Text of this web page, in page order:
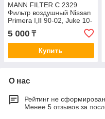
MANN FILTER C 2329
Фильтр воздушный Nissan
Primera I,II 90-02, Juke 10-
5 000 ₸
Купить
О нас
Рейтинг не сформирован
Менее 5 отзывов за